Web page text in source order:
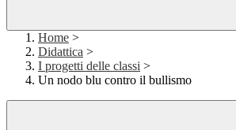
Home >
Didattica >
I progetti delle classi >
Un nodo blu contro il bullismo